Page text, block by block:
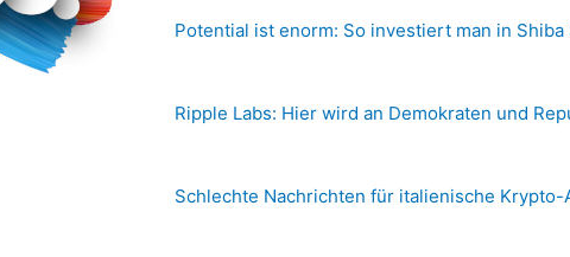
Potential ist enorm: So investiert man in
Ripple Labs: Hier wird an Demokraten und
Schlechte Nachrichten für italienische